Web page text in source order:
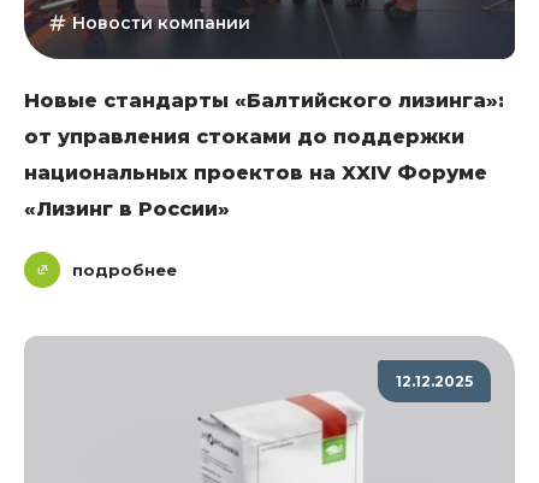
Новости компании
Новые стандарты «Балтийского лизинга»:
от управления стоками до поддержки
национальных проектов на XXIV Форуме
«Лизинг в России»
подробнее
12.12.2025